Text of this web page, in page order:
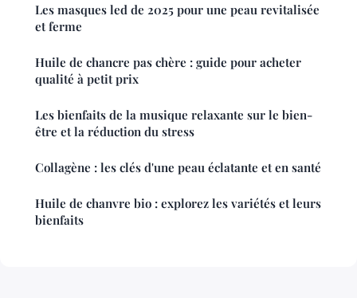
Les masques led de 2025 pour une peau revitalisée
et ferme
Huile de chancre pas chère : guide pour acheter
qualité à petit prix
Les bienfaits de la musique relaxante sur le bien-
être et la réduction du stress
Collagène : les clés d'une peau éclatante et en santé
Huile de chanvre bio : explorez les variétés et leurs
bienfaits